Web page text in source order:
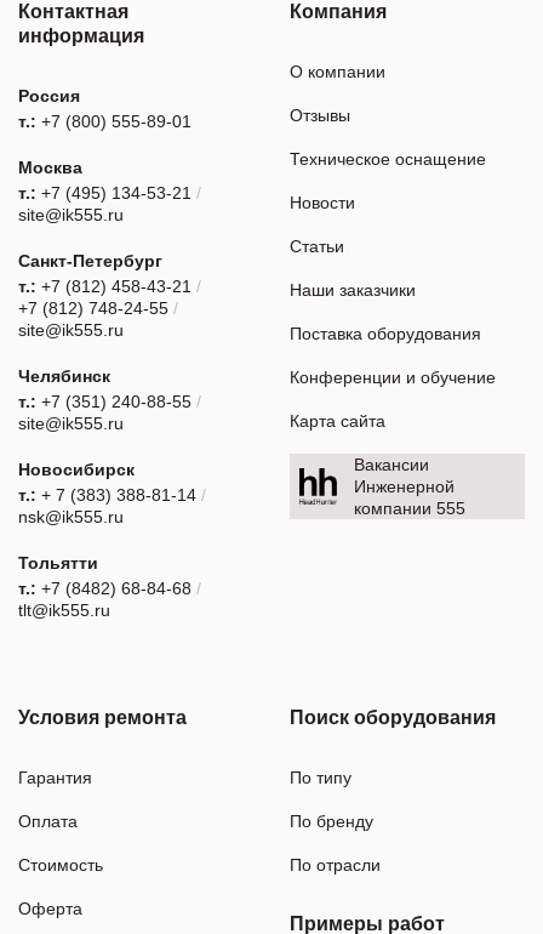
Контактная
информация
Россия
т.: +7 (800) 555-89-01
Москва
т.: +7 (495) 134-53-21 /
site@ik555.ru
Санкт-Петербург
т.: +7 (812) 458-43-21 /
+7 (812) 748-24-55 /
site@ik555.ru
Челябинск
т.: +7 (351) 240-88-55 /
site@ik555.ru
Новосибирск
т.: + 7 (383) 388-81-14 /
nsk@ik555.ru
Тольятти
т.: +7 (8482) 68-84-68 /
tlt@ik555.ru
Компания
О компании
Отзывы
Техническое оснащение
Новости
Статьи
Наши заказчики
Поставка оборудования
Конференции и обучение
Карта сайта
Вакансии
Инженерной
компании 555
Условия ремонта
Гарантия
Оплата
Стоимость
Оферта
Поиск оборудования
По типу
По бренду
По отрасли
Примеры работ